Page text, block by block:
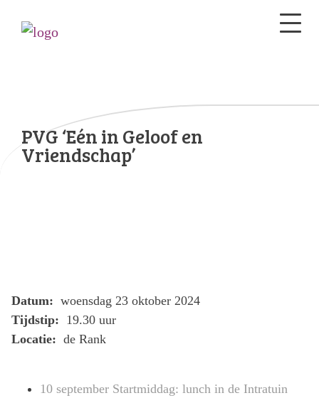
PVG ‘Eén in Geloof en
Vriendschap’
Datum: woensdag 23 oktober 2024
Tijdstip: 19.30 uur
Locatie: de Rank
10 september Startmiddag: lunch in de Intratuin